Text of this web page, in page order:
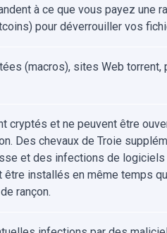
à ce que vous payez une
pour déverrouiller vos
(macros), sites Web torrent,
cryptés et ne peuvent être
Des chevaux de Troie
et des infections de logiciels
être installés en même temps
rançon.